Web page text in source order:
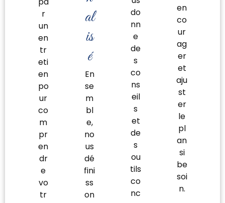
r
un
en
tr
eti
en
po
ur
co
m
pr
en
dr
e
vo
tr
al
is
é
En
se
m
bl
e,
no
us
dé
fini
ss
on
do
nn
e
de
s
co
ns
eil
s
et
de
s
ou
tils
co
nc
en
co
ur
ag
er
et
aju
st
er
le
pl
an
si
be
soi
n.